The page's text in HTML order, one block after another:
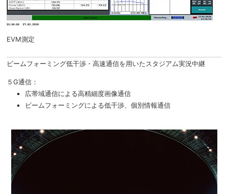
EVM測定
ビームフォーミング低干渉・高速通信を用いたスタジアム実況中継
５G通信：
広帯域通信による高精細度画像通信
ビームフォーミングによる低干渉、個別情報通信